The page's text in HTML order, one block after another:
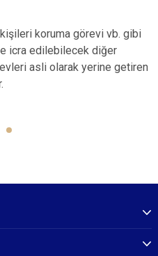
koruma görevi vb. gibi
icra edilebilecek diğer
asli olarak yerine getiren